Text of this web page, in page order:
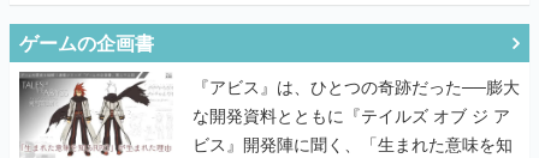
ゲームの企画書
『アビス』は、ひとつの奇跡だった──膨大
な開発資料とともに『テイルズ オブ ジ ア
ビス』開発陣に聞く、「生まれた意味を知